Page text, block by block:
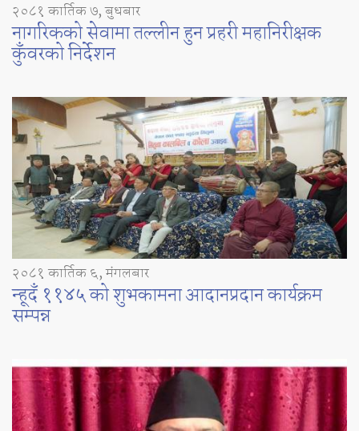
२०८१ कार्तिक ७, बुधबार
नागरिकको सेवामा तल्लीन हुन प्रहरी महानिरीक्षक
कुँवरको निर्देशन
२०८१ कार्तिक ६, मंगलबार
न्हूदँ ११४५ को शुभकामना आदानप्रदान कार्यक्रम
सम्पन्न